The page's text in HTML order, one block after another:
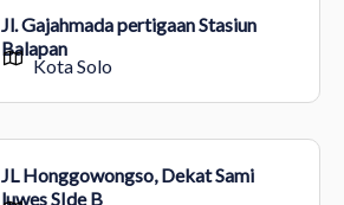
Jl. Gajahmada pertigaan Stasiun
Balapan
Kota Solo
JL Honggowongso, Dekat Sami
luwes SIde B